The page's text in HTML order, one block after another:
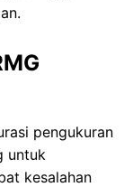
pengukuran
untuk
kesalahan